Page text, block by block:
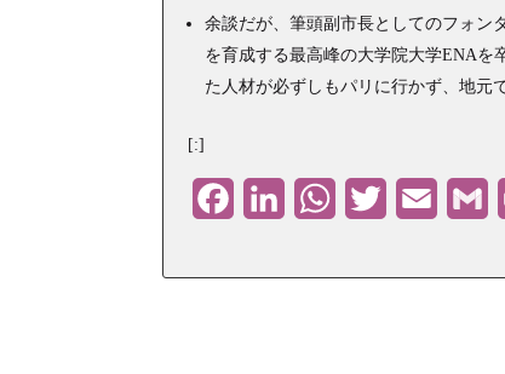
余談だが、筆頭副市長としてのフォン
を育成する最高峰の大学院大学ENAを
た人材が必ずしもパリに行かず、地元
[:]
FacebookLinkedInWhatsApp
Twitter Email